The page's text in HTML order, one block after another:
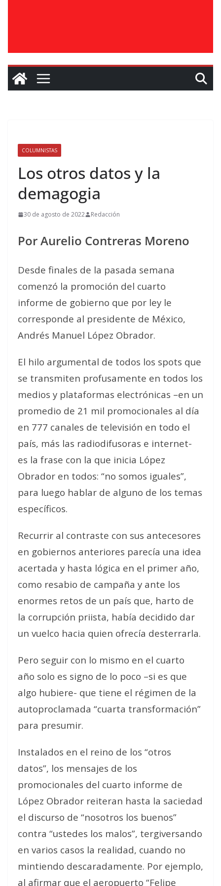
COLUMNISTAS
Los otros datos y la
demagogia
30 de agosto de 2022 Redacción
Por Aurelio Contreras Moreno
Desde finales de la pasada semana
comenzó la promoción del cuarto
informe de gobierno que por ley le
corresponde al presidente de México,
Andrés Manuel López Obrador.
El hilo argumental de todos los spots que
se transmiten profusamente en todos los
medios y plataformas electrónicas –en un
promedio de 21 mil promocionales al día
en 777 canales de televisión en todo el
país, más las radiodifusoras e internet-
es la frase con la que inicia López
Obrador en todos: “no somos iguales”,
para luego hablar de alguno de los temas
específicos.
Recurrir al contraste con sus antecesores
en gobiernos anteriores parecía una idea
acertada y hasta lógica en el primer año,
como resabio de campaña y ante los
enormes retos de un país que, harto de
la corrupción priista, había decidido dar
un vuelco hacia quien ofrecía desterrarla.
Pero seguir con lo mismo en el cuarto
año solo es signo de lo poco –si es que
algo hubiere- que tiene el régimen de la
autoproclamada “cuarta transformación”
para presumir.
Instalados en el reino de los “otros
datos”, los mensajes de los
promocionales del cuarto informe de
López Obrador reiteran hasta la saciedad
el discurso de “nosotros los buenos”
contra “ustedes los malos”, tergiversando
en varios casos la realidad, cuando no
mintiendo descaradamente. Por ejemplo,
al afirmar que el aeropuerto “Felipe